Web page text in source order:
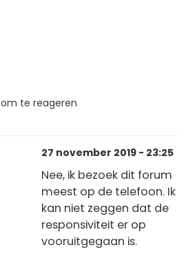
om te reageren
27 november 2019 - 23:25
Nee, ik bezoek dit forum
meest op de telefoon. Ik
kan niet zeggen dat de
responsiviteit er op
vooruitgegaan is.